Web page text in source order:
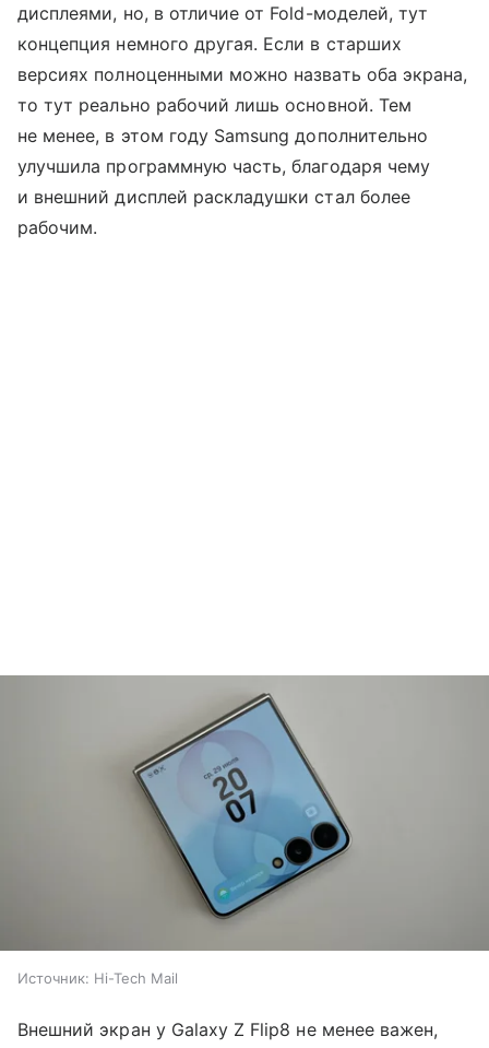
дисплеями, но, в отличие от Fold-моделей, тут
концепция немного другая. Если в старших
версиях полноценными можно назвать оба экрана,
то тут реально рабочий лишь основной. Тем
не менее, в этом году Samsung дополнительно
улучшила программную часть, благодаря чему
и внешний дисплей раскладушки стал более
рабочим.
Источник: Hi-Tech Mail
Внешний экран у Galaxy Z Flip8 не менее важен,